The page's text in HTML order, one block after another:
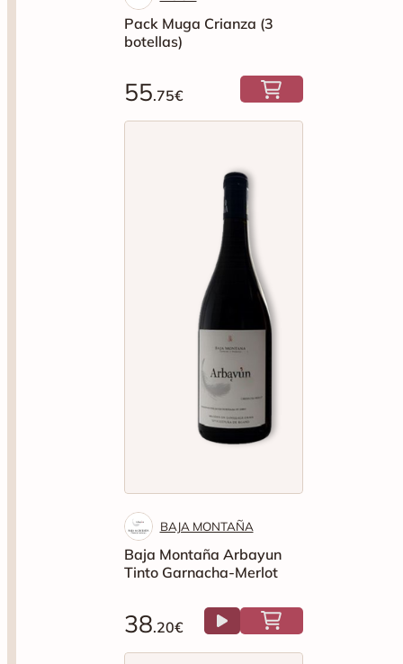
Pack Muga Crianza (3
botellas)
55.75€
BAJA MONTAÑA
Baja Montaña Arbayun
Tinto Garnacha-Merlot
38.20€